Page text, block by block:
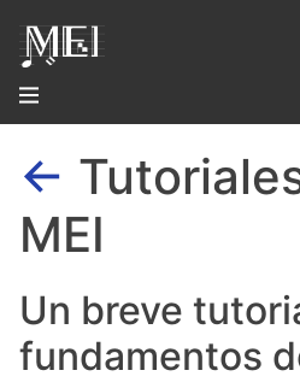
About
Community
Projects / Users
News / Events
Conference
MEC 2026
Resources
←
MEI
Un breve
fundamentos